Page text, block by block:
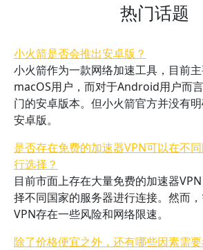
热门话题
小火箭是否会推出安卓版？
小火箭作为一款网络加速工具，目前
macOS用户，而对于Android用户而
门的安卓版本。但小火箭官方并没有
安卓版。
是否存在免费的加速器VPN可以在不
行选择？
目前市面上存在大量免费的加速器
择不同国家的服务器进行连接。然而
VPN存在一些风险和网络限速。
除了价格便宜之外，还有哪些因素需